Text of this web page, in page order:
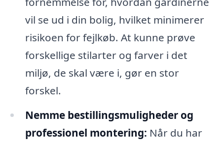
vil se ud i din bolig, hvilket minimerer
risikoen for fejlkøb. At kunne prøve
forskellige stilarter og farver i det
miljø, de skal være i, gør en stor
forskel.
Nemme bestillingsmuligheder og
professionel montering: Når du har